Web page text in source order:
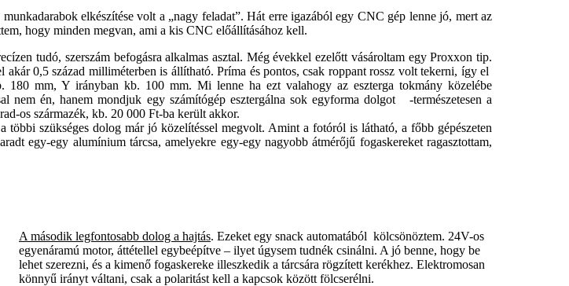
elkészítése volt a „nagy feladat”. Hát erre igazából egy CNC gép lenne jó, mert az
hogy minden megvan, ami a kis CNC előállításához kell.
tudó, szerszám befogásra alkalmas asztal. Még évekkel ezelőtt vásároltam egy Proxxon tip.
0,5 század milliméterben is állítható. Príma és pontos, csak roppant rossz volt tekerni, így el
180 mm, Y irányban kb. 100 mm. Mi lenne ha ezt valahogy az eszterga tokmány közelébe
nem én, hanem mondjuk egy számítógép esztergálna sok egyforma dolgot -természetesen a
os származék, kb. 20 000 Ft-ba került akkor.
többi szükséges dolog már jó közelítéssel megvolt. Amint a fotóról is látható, a főbb gépészeten
egy-egy alumínium tárcsa, amelyekre egy-egy nagyobb átmérőjű fogaskereket ragasztottam,
A második legfontosabb dolog a hajtás. Ezeket egy snack automatából kölcsönöztem. 24V-os
egyenáramú motor, áttétellel egybeépítve – ilyet úgysem tudnék csinálni. A jó benne, hogy be
lehet szerezni, és a kimenő fogaskereke illeszkedik a tárcsára rögzített kerékhez. Elektromosan
könnyű irányt váltani, csak a polaritást kell a kapcsok között fölcserélni.